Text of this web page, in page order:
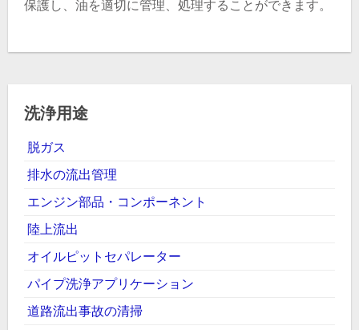
保護し、油を適切に管理、処理することができます。
洗浄用途
脱ガス
排水の流出管理
エンジン部品・コンポーネント
陸上流出
オイルピットセパレーター
パイプ洗浄アプリケーション
道路流出事故の清掃